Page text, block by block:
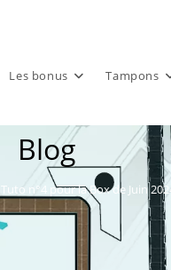
Les bonus Tampons
Blog
Tuto n°4 pour la Box de Juin